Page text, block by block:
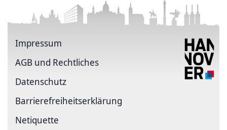
Impressum
AGB und Rechtliches
Datenschutz
Barriere­freiheits­erklärung
Netiquette